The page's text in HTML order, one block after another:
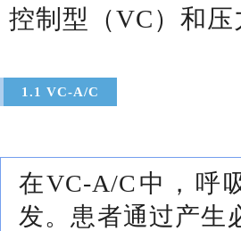
控制型（VC）和
1.1 VC-A/C
在VC-A/C中，呼
发。患者通过产生